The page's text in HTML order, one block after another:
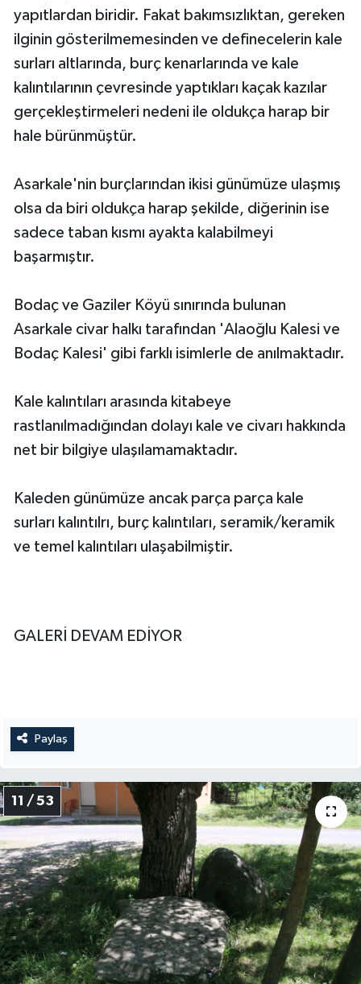
yapıtlardan biridir. Fakat bakımsızlıktan, gereken
ilginin gösterilmemesinden ve definecelerin kale
surları altlarında, burç kenarlarında ve kale
kalıntılarının çevresinde yaptıkları kaçak kazılar
gerçekleştirmeleri nedeni ile oldukça harap bir
hale bürünmüştür.
Asarkale'nin burçlarından ikisi günümüze ulaşmış
olsa da biri oldukça harap şekilde, diğerinin ise
sadece taban kısmı ayakta kalabilmeyi
başarmıştır.
Bodaç ve Gaziler Köyü sınırında bulunan
Asarkale civar halkı tarafından 'Alaoğlu Kalesi ve
Bodaç Kalesi' gibi farklı isimlerle de anılmaktadır.
Kale kalıntıları arasında kitabeye
rastlanılmadığından dolayı kale ve civarı hakkında
net bir bilgiye ulaşılamamaktadır.
Kaleden günümüze ancak parça parça kale
surları kalıntılrı, burç kalıntıları, seramik/keramik
ve temel kalıntıları ulaşabilmiştir.
GALERİ DEVAM EDİYOR
Paylaş
11 / 53